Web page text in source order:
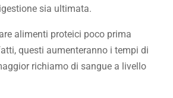
sia ultimata.
alimenti proteici poco prima
questi aumenteranno i tempi di
richiamo di sangue a livello